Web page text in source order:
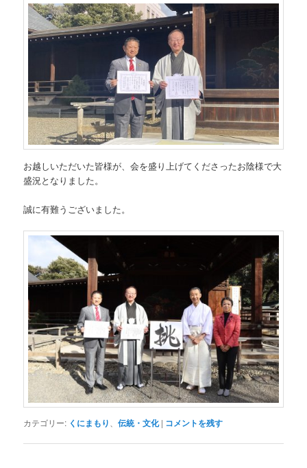
お越しいただいた皆様が、会を盛り上げてくださったお陰様で大
盛況となりました。
誠に有難うございました。
カテゴリー: くにまもり 、伝統・文化 | コメントを残す